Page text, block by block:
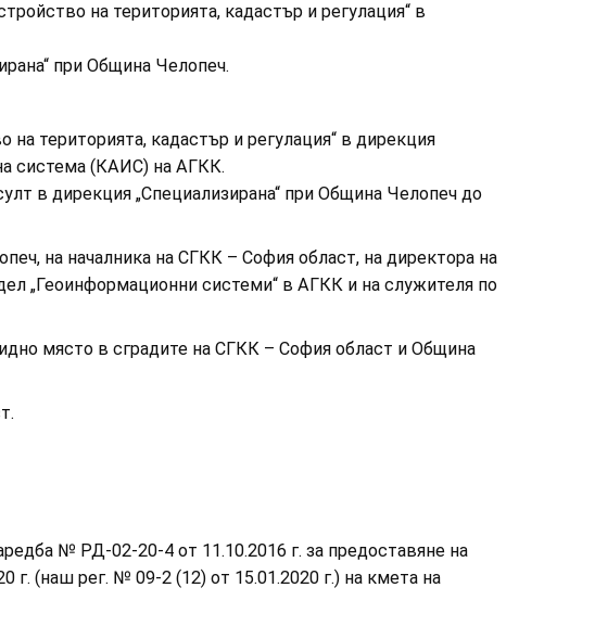
на територията, кадастър и регулация“ в
при Община Челопеч.
територията, кадастър и регулация“ в дирекция
система (КАИС) на АГКК.
в дирекция „Специализирана“ при Община Челопеч до
на началника на СГКК – София област, на директора на
„Геоинформационни системи“ в АГКК и на служителя по
място в сградите на СГКК – София област и Община
№ РД-02-20-4 от 11.10.2016 г. за предоставяне на
г. (наш рег. № 09-2 (12) от 15.01.2020 г.) на кмета на